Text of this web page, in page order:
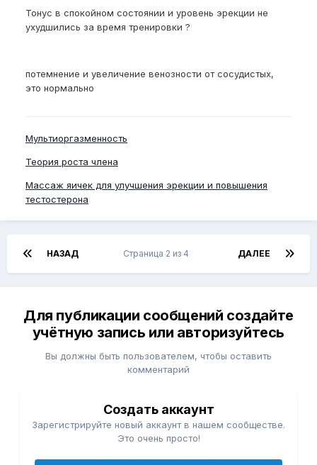
Тонус в спокойном состоянии и уровень эрекции не
ухудшились за время тренировки ?
потемнение и увеличение венозности от сосудистых,
это нормально
Мультиоргазменность
Теория роста члена
Массаж яичек для улучшения эрекции и повышения
тестостерона
НАЗАД ДАЛЕЕ
Страница 2 из 4
Для публикации сообщений создайте
учётную запись или авторизуйтесь
Вы должны быть пользователем, чтобы оставить
комментарий
Создать аккаунт
Зарегистрируйте новый аккаунт в нашем сообществе.
Это очень просто!